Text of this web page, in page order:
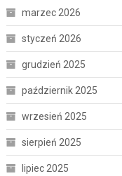
marzec 2026
styczeń 2026
grudzień 2025
październik 2025
wrzesień 2025
sierpień 2025
lipiec 2025